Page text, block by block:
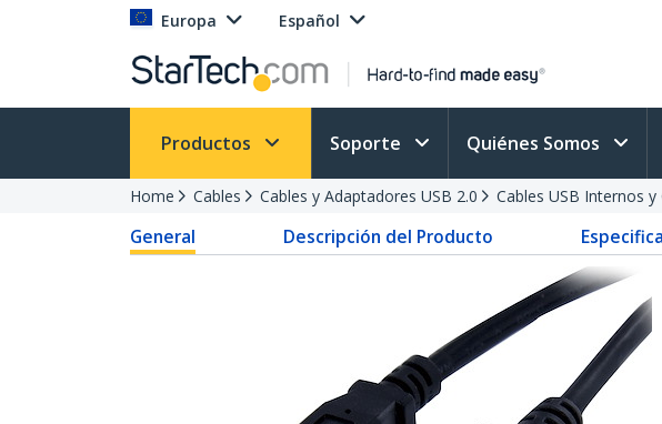
Europa Español
Productos Soporte Quiénes Somos
Home Cables Cables y Adaptadores USB 2.0 Cables USB Internos
General Descripción del Producto